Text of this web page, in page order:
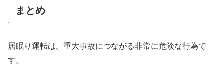
まとめ
居眠り運転は、重大事故につながる非常に危険な行為で
す。